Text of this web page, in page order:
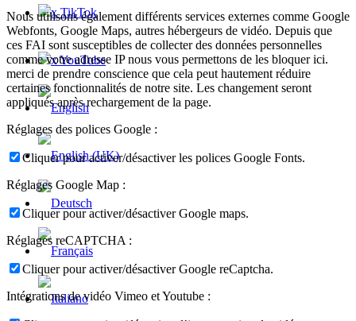
x TikTok
x YouTube
Nous utilisons également différents services externes comme Google
Webfonts, Google Maps, autres hébergeurs de vidéo. Depuis que
ces FAI sont susceptibles de collecter des données personnelles
comme votre adresse IP nous vous permettons de les bloquer ici.
merci de prendre conscience que cela peut hautement réduire
certaines fonctionnalités de notre site. Les changement seront
appliqués après rechargement de la page.
Réglages des polices Google :
Cliquer pour activer/désactiver les polices Google Fonts.
Réglages Google Map :
Cliquer pour activer/désactiver Google maps.
Réglages reCAPTCHA :
Cliquer pour activer/désactiver Google reCaptcha.
Intégrations de vidéo Vimeo et Youtube :